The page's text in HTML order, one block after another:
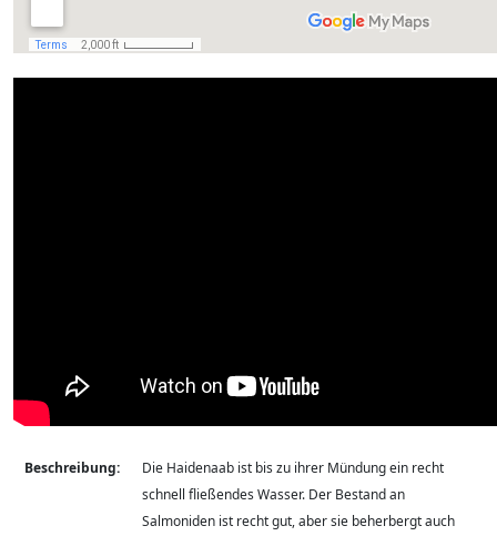
Beschreibung:
Die Haidenaab ist bis zu ihrer Mündung ein recht
schnell fließendes Wasser. Der Bestand an
Salmoniden ist recht gut, aber sie beherbergt auch